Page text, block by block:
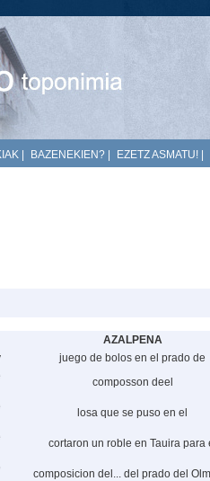
BAZENEKIEN? EZETZ ASMATU!
AZALPENA
juego de bolos en el prado de
composson deel
losa que se puso en el
cortaron un roble en Tauira para
composicion del... del prado del